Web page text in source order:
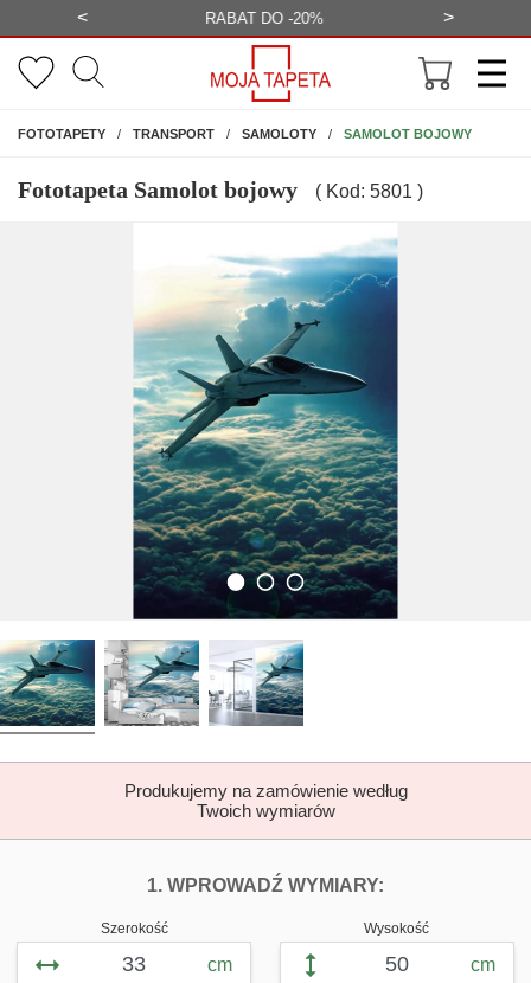
< BEZPŁATNA WIZUALIZACJA >
FOTOTAPETYNA ŚCIANĘ
TRANSPORT SAMOLOTY SAMOLOT BOJOWY
Fototapeta Samolot bojowy ( Kod: 5801 )
Produkujemy na zamówienie według
Twoich wymiarów
1. WPROWADŹ WYMIARY:
Szerokość
cm
Wysokość
cm